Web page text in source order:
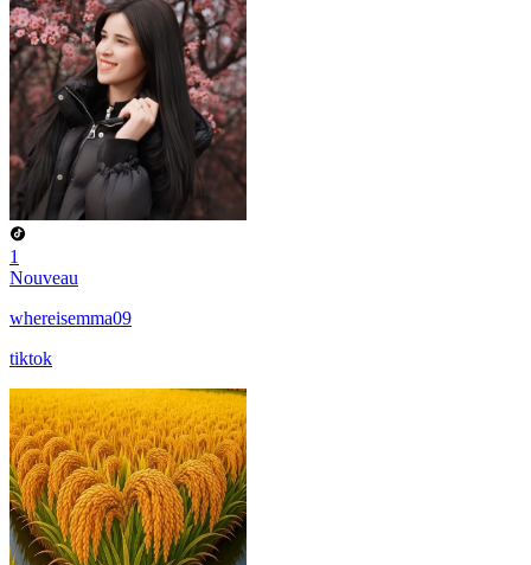
1
Nouveau
whereisemma09
tiktok